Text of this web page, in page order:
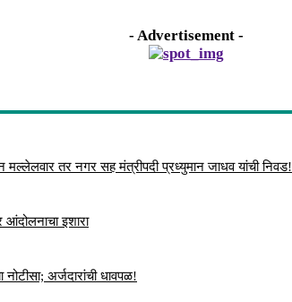
- Advertisement -
मल्लेलवार तर नगर सह मंत्रीपदी प्रध्युमान जाधव यांची निवड!
आंदोलनाचा इशारा
अर्जदारांची धावपळ!